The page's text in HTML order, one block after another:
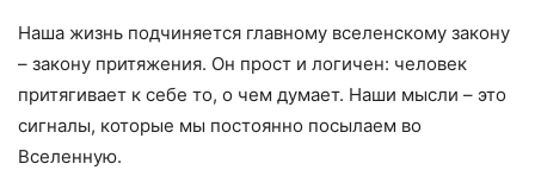
Наша жизнь подчиняется главному вселенскому закону
– закону притяжения. Он прост и логичен: человек
притягивает к себе то, о чем думает. Наши мысли – это
сигналы, которые мы постоянно посылаем во
Вселенную.